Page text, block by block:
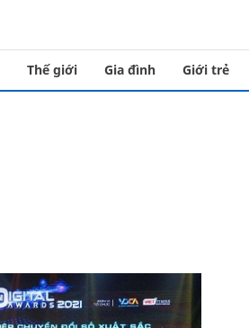
Thế giới Gia đình Giới trẻ